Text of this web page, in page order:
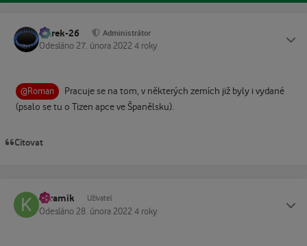
Marek-26 Administrátor
Odesláno 27. února 2022 4 roky
@Roman
Pracuje se na tom, v některých zemích již byly i vydané
(psalo se tu o Tizen apce ve Španělsku).
Citovat
keramik Uživatel
Odesláno 28. února 2022 4 roky